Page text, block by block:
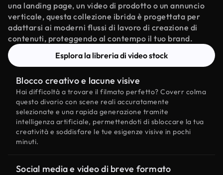
una landing page, un video di prodotto o un annuncio
verticale, questa collezione ibrida è progettata per
adattarsi ai moderni flussi di lavoro di creazione di
contenuti, proteggendo al contempo il tuo brand.
Esplora la libreria di video stock
Blocco creativo e lacune visive
Hai difficoltà a trovare il filmato perfetto? Coverr colma
questo divario con scene reali accuratamente
selezionate e una rapida generazione tramite
intelligenza artificiale, permettendoti di sbloccare la tua
creatività e soddisfare le tue esigenze visive in pochi
minuti.
Social media e video di breve formato